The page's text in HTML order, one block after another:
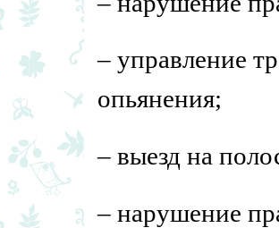
– управление
опьянения;
– выезд на
– нарушение